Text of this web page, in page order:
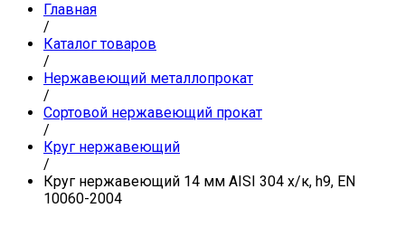
Главная
/
Каталог товаров
/
Нержавеющий металлопрокат
/
Сортовой нержавеющий прокат
/
Круг нержавеющий
/
Круг нержавеющий 14 мм AISI 304 х/к, h9, EN
10060-2004